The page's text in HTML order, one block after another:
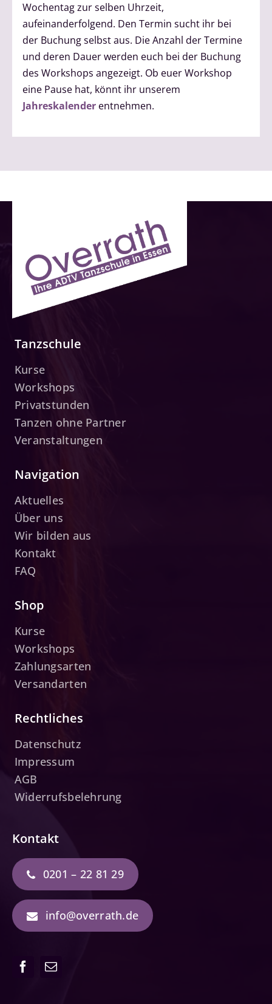
Wochentag zur selben Uhrzeit,
aufeinanderfolgend. Den Termin sucht ihr bei
der Buchung selbst aus. Die Anzahl der Termine
und deren Dauer werden euch bei der Buchung
des Workshops angezeigt. Ob euer Workshop
eine Pause hat, könnt ihr unserem
Jahreskalender entnehmen.
Tanzschule
Kurse
Workshops
Privatstunden
Tanzen ohne Partner
Veranstaltungen
Navigation
Aktuelles
Über uns
Wir bilden aus
Kontakt
FAQ
Kontakt
0201 – 22 81 29
info@overrath.de
Shop
Kurse
Workshops
Zahlungsarten
Versandarten
Rechtliches
Datenschutz
Impressum
AGB
Widerrufsbelehrung